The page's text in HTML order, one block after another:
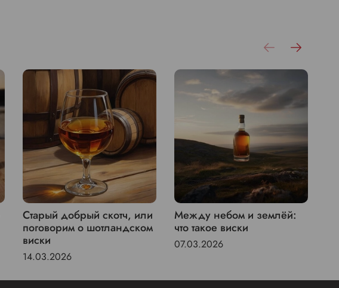
Старый добрый скотч, или
поговорим о шотландском
виски
14.03.2026
Между небом и землёй:
что такое виски
07.03.2026